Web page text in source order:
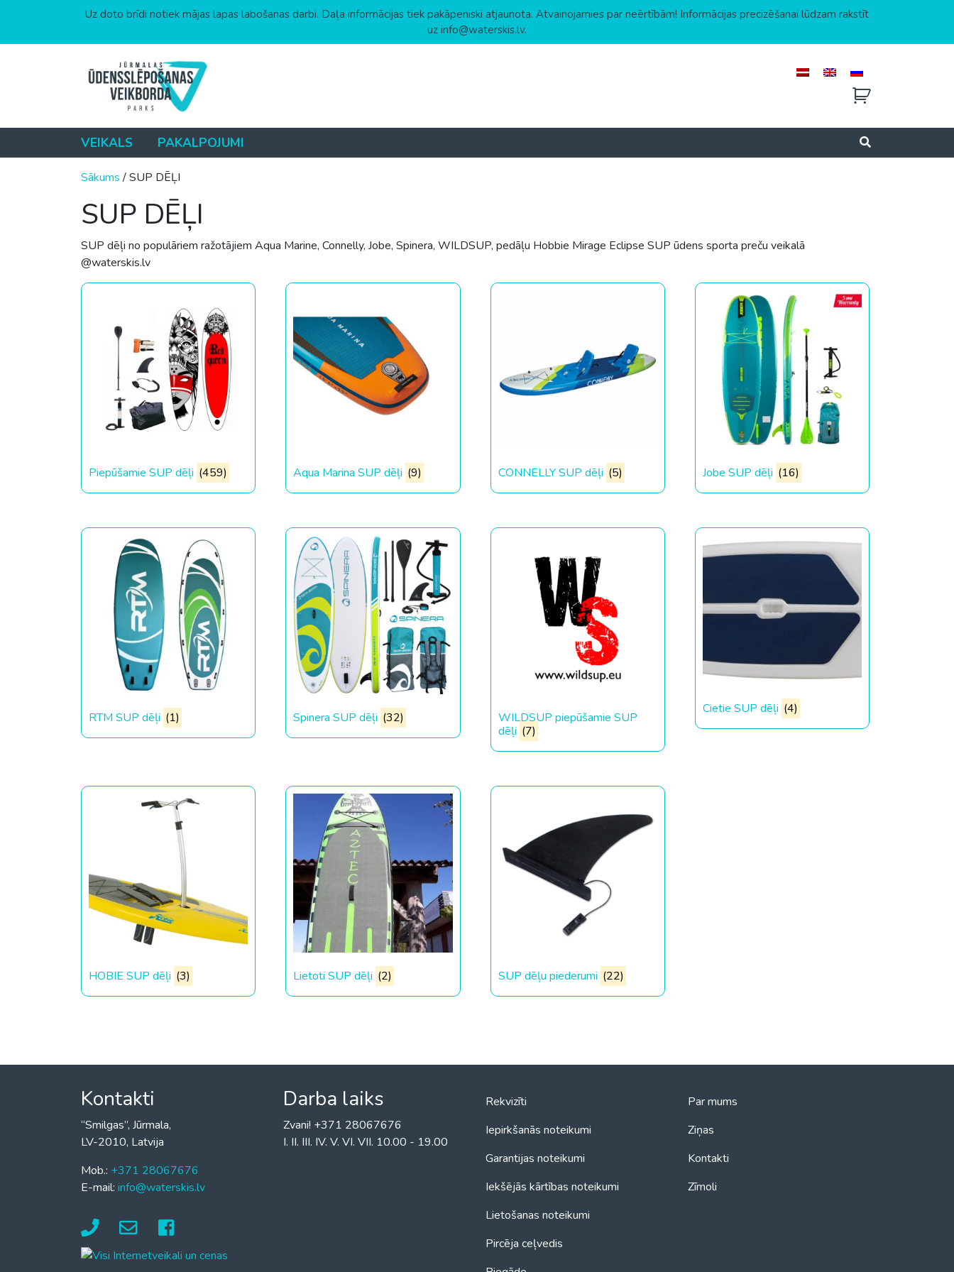
Uz doto brīdi notiek mājas lapas labošanas darbi. Daļa informācijas tiek pakāpeniski atjaunota. Atvainojamies par neērtībām! Informācijas precizēšanai lūdzam rakstīt
uz info@waterskis.lv.
VEIKALS PAKALPOJUMI
Sākums/ SUP DĒĻI
SUP DĒĻI
SUP dēļi no populāriem ražotājiem Aqua Marine, Connelly, Jobe, Spinera, WILDSUP, pedāļu Hobbie Mirage Eclipse SUP ūdens sporta preču veikalā
@waterskis.lv
Piepūšamie SUP dēļi (459) Aqua Marina SUP dēļi (9) CONNELLY SUP dēļi (5) Jobe SUP dēļi (16)
RTM SUP dēļi (1) Spinera SUP dēļi (32)
WILDSUP piepūšamie SUP
dēļi (7)
Cietie SUP dēļi (4)
HOBIE SUP dēļi (3) Lietoti SUP dēļi (2) SUP dēļu piederumi (22)
Kontakti
“Smilgas”, Jūrmala,
LV-2010, Latvija
Mob.: +371 28067676
E-mail: info@waterskis.lv
Darba laiks
Zvani! +371 28067676
I. II. III. IV. V. VI. VII. 10.00 - 19.00
Rekvizīti
Iepirkšanās noteikumi
Garantijas noteikumi
Iekšējās kārtības noteikumi
Lietošanas noteikumi
Pircēja ceļvedis
Par mums
Ziņas
Kontakti
Zīmoli